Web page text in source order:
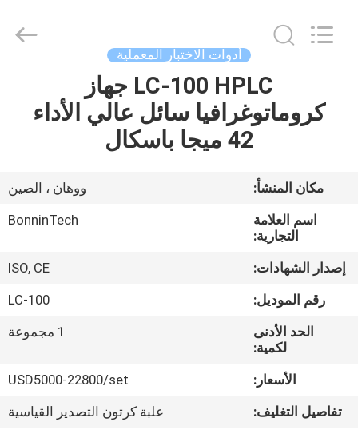
أشرطة
فيديو
معلومات
جولة
المعمل
Kjeldahl
Ltd..
Developed
أدوات الاختبار المعملية
LC-100 HPLC جهاز
كروماتوغرافيا سائل عالي الأداء
42 ميجا باسكال
مكان المنشأ:
ووهان ، الصين
اسم العلامة
التجارية:
BonninTech
إصدار الشهادات:
ISO, CE
رقم الموديل:
LC-100
الحد الأدنى
لكمية:
1 مجموعة
الأسعار:
USD5000-22800/set
تفاصيل التغليف:
علبة كرتون التصدير القياسية